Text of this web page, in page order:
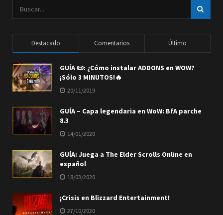
Destacado Comentarios Último
GUÍA 📜: ¿Cómo instalar ADDONS en WOW?
¡Sólo 3 MINUTOS!🔥
20/11/2019
GUÍA – Capa legendaria en WoW: BfA parche
8.3
14/01/2020
GUÍA: Juega a The Elder Scrolls Online en
español
18/03/2020
¡Crisis en Blizzard Entertainment!
27/10/2020